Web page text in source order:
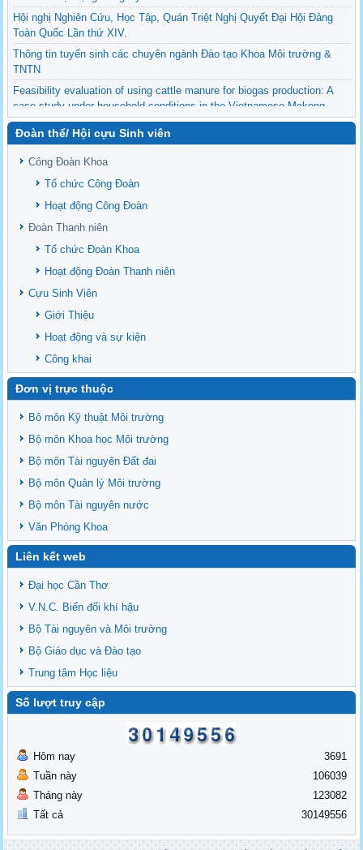
Hội nghị Nghiên Cứu, Học Tập, Quán Triệt Nghị Quyết Đại Hội Đảng
Toàn Quốc Lần thứ XIV.
Thông tin tuyển sinh các chuyên ngành Đào tạo Khoa Môi trường &
TNTN
Feasibility evaluation of using cattle manure for biogas production: A
case study under household conditions in the Vietnamese Mekong
Delta
Sediment properties in flood-based farming systems in the Vietnamese
upstream Mekong Delta
Danh mục tạp chí xuất bản Quốc Tế 2026
Danh Mục các Đề Tài NCKH cấp Tỉnh năm 2024
Văn bản - Quy định
Ban chấp hành Đảng bộ khoa
Đoàn thể/ Hội cựu Sinh viên
Công Đoàn Khoa
Tổ chức Công Đoàn
Hoạt động Công Đoàn
Đoàn Thanh niên
Tổ chức Đoàn Khoa
Hoạt động Đoàn Thanh niên
Cựu Sinh Viên
Giới Thiệu
Hoạt động và sự kiện
Công khai
Đơn vị trực thuộc
Bô môn Kỹ thuật Môi trường
Bộ môn Khoa học Môi trường
Bộ môn Tài nguyên Đất đai
Bộ môn Quản lý Môi trường
Bộ môn Tài nguyên nước
Văn Phòng Khoa
Liên kết web
Đại học Cần Thơ
V.N.C. Biến đổi khí hậu
Bộ Tài nguyên và Môi trường
Bộ Giáo dục và Đào tạo
Trung tâm Học liệu
Số lượt truy cập
Hôm nay
Tuần này
Tháng này
Tất cả
3691
106039
123082
30149556